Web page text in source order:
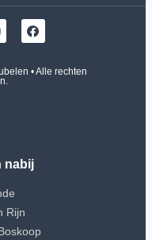
• Alle rechten
nabij
Rijn